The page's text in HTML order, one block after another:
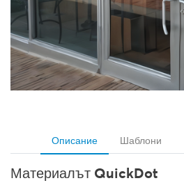
Описание Шаблони
Материалът QuickDot